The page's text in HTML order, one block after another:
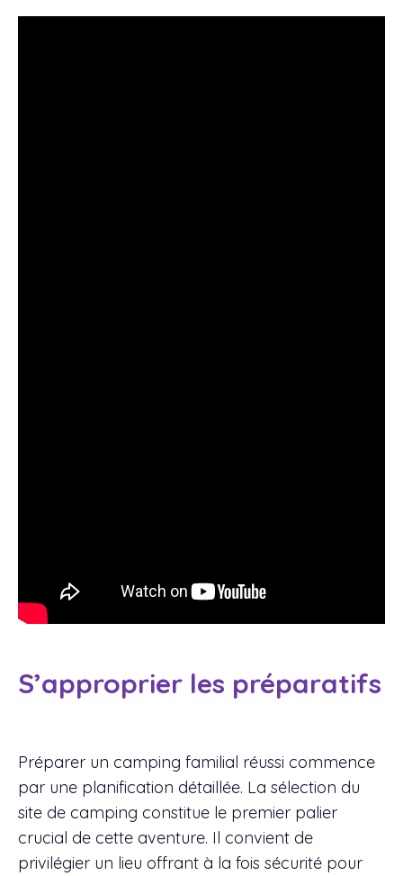
S’approprier les préparatifs
Préparer un camping familial réussi commence
par une planification détaillée. La sélection du
site de camping constitue le premier palier
crucial de cette aventure. Il convient de
privilégier un lieu offrant à la fois sécurité pour